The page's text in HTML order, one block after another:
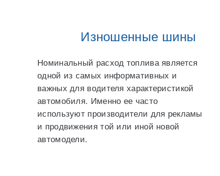
Изношенные шины
Номинальный расход топлива является
одной из самых информативных и
важных для водителя характеристикой
автомобиля. Именно ее часто
используют производители для рекламы
и продвижения той или иной новой
автомодели.